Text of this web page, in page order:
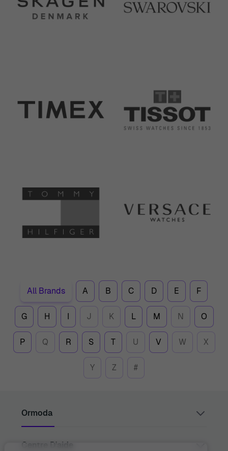
All Brands A B C D E F
G H I J K L M N O
P Q R S T U V W X
Y Z #
Ormoda
Juul Grietensstraat 9/11, 2140 Antwerp, Belgium
Centre D'aide